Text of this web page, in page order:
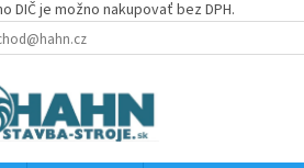
DIČ je možno nakupovať bez DPH.